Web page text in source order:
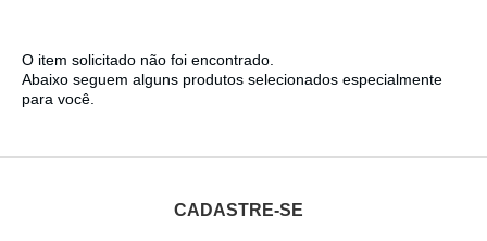
O item solicitado não foi encontrado.
Abaixo seguem alguns produtos selecionados especialmente
para você.
CADASTRE-SE